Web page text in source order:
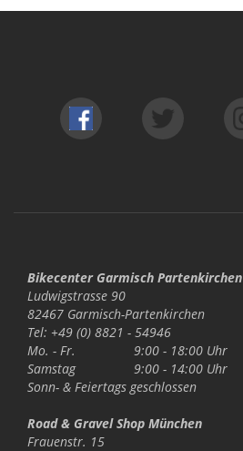
Bikecenter Garmisch Partenkirchen
Ludwigstrasse 90
82467 Garmisch-Partenkirchen
Tel: +49 (0) 8821 - 54946
Mo. - Fr.
9:00 - 18:00 Uhr
Samstag
9:00 - 14:00 Uhr
Sonn- & Feiertagsgeschlossen
Road & Gravel Shop München
Frauenstr. 15